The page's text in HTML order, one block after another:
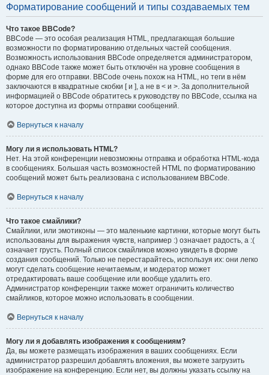
Форматирование сообщений и типы создаваемых тем
Что такое BBCode?
BBCode — это особая реализация HTML, предлагающая большие
возможности по форматированию отдельных частей сообщения.
Возможность использования BBCode определяется администратором,
однако BBCode также может быть отключён на уровне сообщения в
форме для его отправки. BBCode очень похож на HTML, но теги в нём
заключаются в квадратные скобки [ и ], а не в < и >. За дополнительной
информацией о BBCode обратитесь к руководству по BBCode, ссылка на
которое доступна из формы отправки сообщений.
Вернуться к началу
Могу ли я использовать HTML?
Нет. На этой конференции невозможны отправка и обработка HTML-кода
в сообщениях. Большая часть возможностей HTML по форматированию
сообщений может быть реализована с использованием BBCode.
Вернуться к началу
Что такое смайлики?
Смайлики, или эмотиконы — это маленькие картинки, которые могут быть
использованы для выражения чувств, например :) означает радость, а :(
означает грусть. Полный список смайликов можно увидеть в форме
создания сообщений. Только не перестарайтесь, используя их: они легко
могут сделать сообщение нечитаемым, и модератор может
отредактировать ваше сообщение или вообще удалить его.
Администратор конференции также может ограничить количество
смайликов, которое можно использовать в сообщении.
Вернуться к началу
Могу ли я добавлять изображения к сообщениям?
Да, вы можете размещать изображения в ваших сообщениях. Если
администратор разрешил добавлять вложения, вы можете загрузить
изображение на конференцию. Если нет, вы должны указать ссылку на